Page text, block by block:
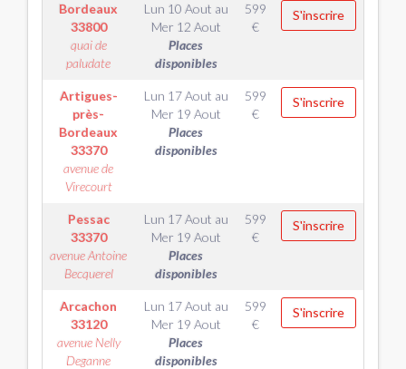
Bordeaux
33800
quai de
paludate
Lun 10 Aout au
Mer 12 Aout
Places
disponibles
599
€
S'inscrire
Artigues-
près-
Bordeaux
33370
avenue de
Virecourt
Lun 17 Aout au
Mer 19 Aout
Places
disponibles
599
€
S'inscrire
Pessac
33370
avenue Antoine
Becquerel
Lun 17 Aout au
Mer 19 Aout
Places
disponibles
599
€
S'inscrire
Arcachon
33120
avenue Nelly
Deganne
Lun 17 Aout au
Mer 19 Aout
Places
disponibles
599
€
S'inscrire